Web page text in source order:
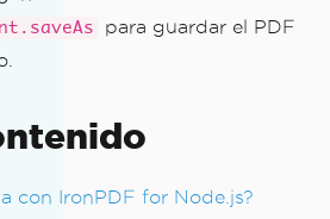
para guardar el PDF
con IronPDF for Node.js?